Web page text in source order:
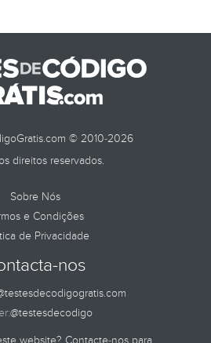
© 2010-2026
direitos reservados.
Sobre Nós
e Condições
de Privacidade
nos
@testesdecodigo
website? Contacte-nos para